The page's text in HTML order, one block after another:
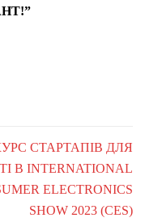
СТАРТАПІВ ДЛЯ
В INTERNATIONAL
ELECTRONICS
SHOW 2023 (CES)